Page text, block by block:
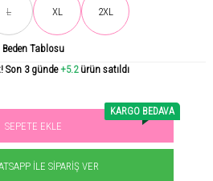
L XL 2XL
Beden Tablosu
508 kişi tarafından incelendi!
Son 3 günde+5.2 ürün satıldı
kişi favoriledi!
SEPETE EKLE
KARGO BEDAVA
İLE SIPARIŞ VER